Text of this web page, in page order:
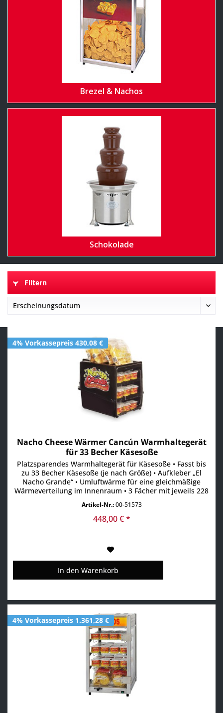
Brezel & Nachos
Schokolade
Filtern
4% Vorkassepreis 430,08 €
Nacho Cheese Wärmer Cancún Warmhaltegerät
für 33 Becher Käsesoße
Platzsparendes Warmhaltegerät für Käsesoße • Fasst bis
zu 33 Becher Käsesoße (je nach Größe) • Aufkleber „El
Nacho Grande“ • Umluftwärme für eine gleichmäßige
Wärmeverteilung im Innenraum • 3 Fächer mit jeweils 228
Artikel-Nr.:00-51573
448,00 € *
In den Warenkorb
4% Vorkassepreis 1.361,28 €